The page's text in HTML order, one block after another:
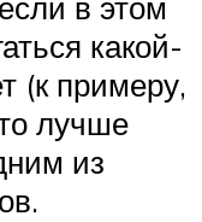
в этом
какой-
(к примеру,
лучше
из